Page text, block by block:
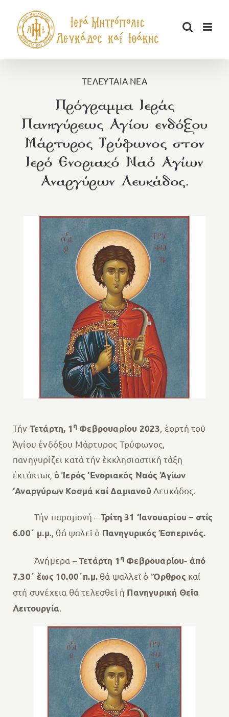
περιεχόμενο
ΤΕΛΕΥΤΑΙΑ ΝΕΑ
Πρόγραμμα Ιεράς
Πανηγύρεως Αγίου ενδόξου
Μάρτυρος Τρύφωνος στον
Ιερό Ενοριακό Ναό Αγίων
Αναργύρων Λευκάδος.
Τήν Τετάρτη, 1 η Φεβρουαρίου 2023 , ἑορτή τοῦ
Ἁγίου ἐνδόξου Μάρτυρος Τρύφωνος,
πανηγυρίζει κατά τήν ἐκκλησιαστική τάξη
ἐκτάκτως ὁ Ἱερός ‘Ενοριακός Ναός Ἁγίων
‘Αναργύρων Κοσμά καί Δαμιανοῦ Λευκάδος.
Τήν παραμονή –Τρίτη 31 ‘Ιανουαρίου – στίς
6.00΄ μ.μ ., θά ψαλεῖ ὁ Πανηγυρικός Ἐσπερινός.
Ἀνήμερα –Τετάρτη 1 η Φεβρουαρίου- ἀπό
7.30΄ ἔως 10.00΄π.μ. θά ψαλλεῖ ὁ Ὄρθρος καί
στή συνέχεια θά τελεσθεῖ ἡ Πανηγυρική Θεῖα
Λειτουργία